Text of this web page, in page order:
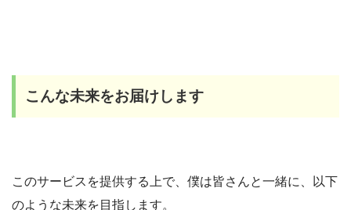
こんな未来をお届けします
このサービスを提供する上で、僕は皆さんと一緒に、以下
のような未来を目指します。